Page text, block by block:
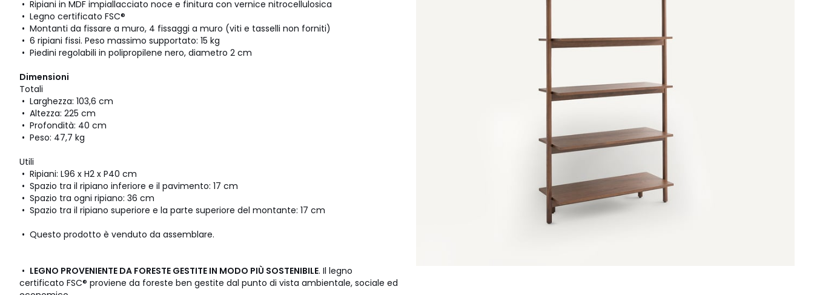
• Ripiani in MDF impiallacciato noce e finitura con vernice nitrocellulosica
• Legno certificato FSC®
• Montanti da fissare a muro, 4 fissaggi a muro (viti e tasselli non forniti)
• 6 ripiani fissi. Peso massimo supportato: 15 kg
• Piedini regolabili in polipropilene nero, diametro 2 cm
Dimensioni
Totali
• Larghezza: 103,6 cm
• Altezza: 225 cm
• Profondità: 40 cm
• Peso: 47,7 kg
Utili
• Ripiani: L96 x H2 x P40 cm
• Spazio tra il ripiano inferiore e il pavimento: 17 cm
• Spazio tra ogni ripiano: 36 cm
• Spazio tra il ripiano superiore e la parte superiore del montante: 17 cm
• Questo prodotto è venduto da assemblare.
• LEGNO PROVENIENTE DA FORESTE GESTITE IN MODO PIÙ SOSTENIBILE. Il legno
certificato FSC® proviene da foreste ben gestite dal punto di vista ambientale, sociale ed